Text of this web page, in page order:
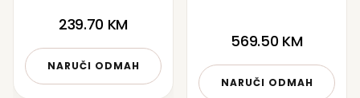
239.70 KM
NARUČI ODMAH
569.50 KM
NARUČI ODMAH